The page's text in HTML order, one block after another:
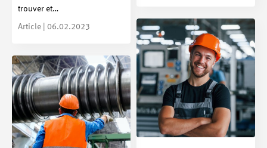
trouver et…
Article | 06.02.2023